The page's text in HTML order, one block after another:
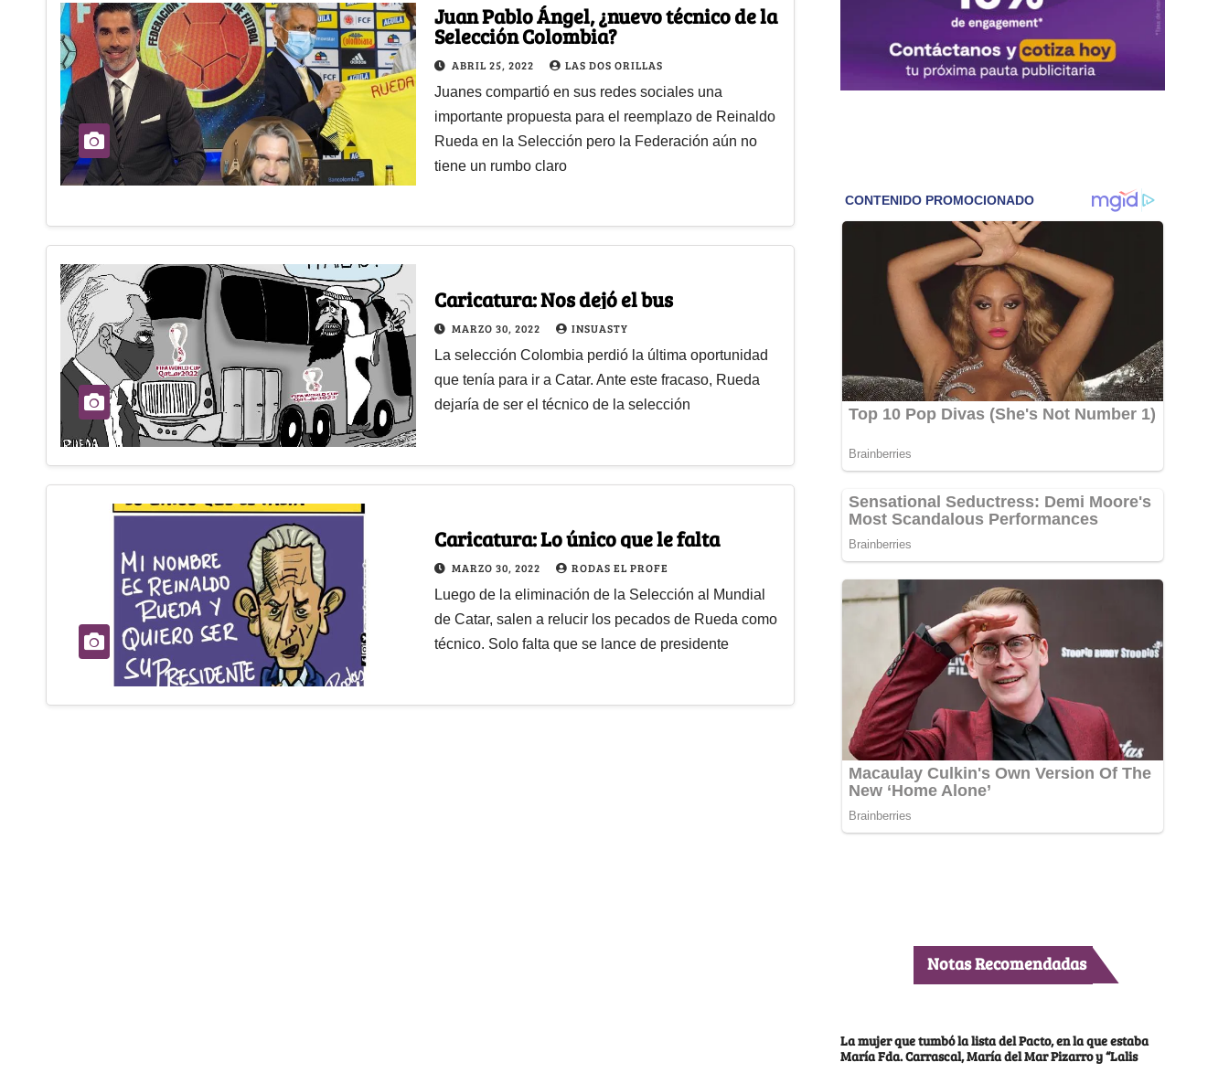
Juan Pablo Ángel, ¿nuevo técnico de la
Selección Colombia?
ABRIL 25, 2022 LAS DOS ORILLAS
Juanes compartió en sus redes sociales una
importante propuesta para el reemplazo de Reinaldo
Rueda en la Selección pero la Federación aún no
tiene un rumbo claro
Caricatura: Nos dejó el bus
MARZO 30, 2022 INSUASTY
La selección Colombia perdió la última oportunidad
que tenía para ir a Catar. Ante este fracaso, Rueda
dejaría de ser el técnico de la selección
Caricatura: Lo único que le falta
MARZO 30, 2022 RODAS EL PROFE
Luego de la eliminación de la Selección al Mundial
de Catar, salen a relucir los pecados de Rueda como
técnico. Solo falta que se lance de presidente
Notas Recomendadas
La mujer que tumbó la lista del Pacto, en la que estaba
María Fda. Carrascal, María del Mar Pizarro y “Lalis